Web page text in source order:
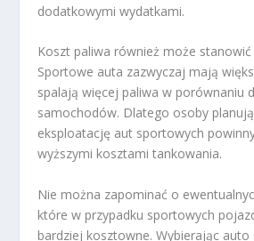
dodatkowymi wydatkami.
Koszt paliwa również może
Sportowe auta zazwyczaj mają
spalają więcej paliwa w porównaniu
samochodów. Dlatego osoby
eksploatację aut sportowych
wyższymi kosztami tankowania.
Nie można zapominać o
które w przypadku sportowych
bardziej kosztowne. Wybierając